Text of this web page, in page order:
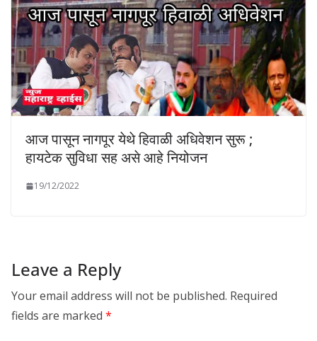
आज पासून नागपूर येथे हिवाळी अधिवेशन सुरू ;
हायटेक सुविधा सह असे आहे नियोजन
19/12/2022
Leave a Reply
Your email address will not be published. Required
fields are marked *